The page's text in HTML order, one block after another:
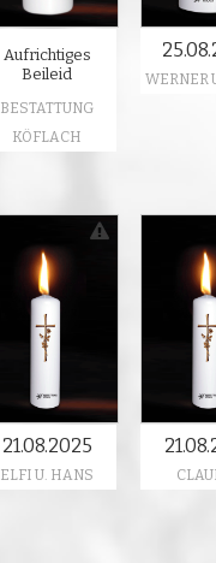
Aufrichtiges
Beileid
BESTATTUNG
KÖFLACH
WERNER
21.08.2025
ELFI U. HANS